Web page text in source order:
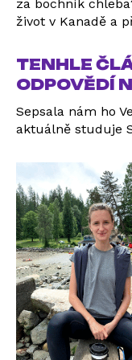
za bochník
život v Kanadě a
TENHLE
ODPOVĚDÍ
Sepsala nám ho
aktuálně studuje